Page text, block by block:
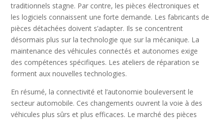
traditionnels stagne. Par contre, les pièces électroniques et
les logiciels connaissent une forte demande. Les fabricants de
pièces détachées doivent s’adapter. Ils se concentrent
désormais plus sur la technologie que sur la mécanique. La
maintenance des véhicules connectés et autonomes exige
des compétences spécifiques. Les ateliers de réparation se
forment aux nouvelles technologies.
En résumé, la connectivité et l’autonomie bouleversent le
secteur automobile. Ces changements ouvrent la voie à des
véhicules plus sûrs et plus efficaces. Le marché des pièces